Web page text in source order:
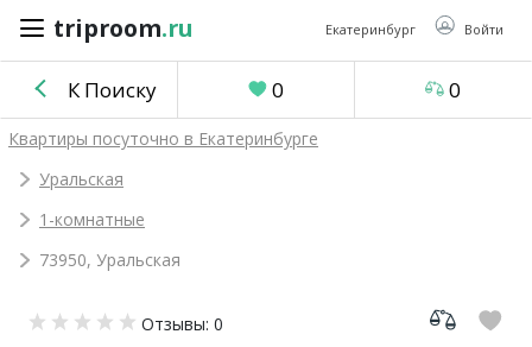
triproom.ru Екатеринбург Войти
triproom .ru
Российский
Войти / Зарегистрироваться
объявление
К Поиску 0 0
Квартиры посуточно в Екатеринбурге
Уральская
1-комнатные
73950, Уральская
Отзывы: 0